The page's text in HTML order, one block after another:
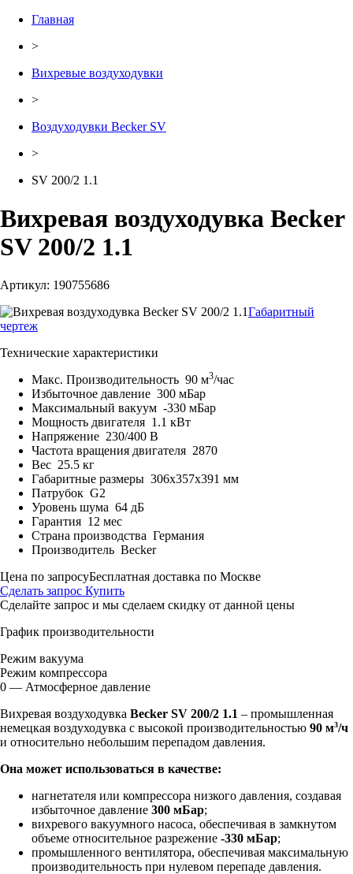
Главная
>
Вихревые воздуходувки
>
Воздуходувки Becker SV
>
SV 200/2 1.1
Вихревая воздуходувка Becker
SV 200/2 1.1
Артикул: 190755686
Габаритный
чертеж
Технические характеристики
Макс. Производительность 90 м3/час
Избыточное давление 300 мБар
Максимальный вакуум -330 мБар
Мощность двигателя 1.1 кВт
Напряжение 230/400 В
Частота вращения двигателя 2870
Вес 25.5 кг
Габаритные размеры 306x357x391 мм
Патрубок G2
Уровень шума 64 дБ
Гарантия 12 мес
Страна производства Германия
Производитель Becker
Цена по запросуБесплатная доставка по Москве
Сделать запрос Купить
Сделайте запрос и мы сделаем скидку от данной цены
График производительности
Режим вакуума
Режим компрессора
0 — Атмосферное давление
Вихревая воздуходувка Becker SV 200/2 1.1 – промышленная
немецкая воздуходувка с высокой производительностью 90 м3/ч
и относительно небольшим перепадом давления.
Она может использоваться в качестве:
нагнетателя или компрессора низкого давления, создавая
избыточное давление 300 мБар;
вихревого вакуумного насоса, обеспечивая в замкнутом
объеме относительное разрежение -330 мБар;
промышленного вентилятора, обеспечивая максимальную
производительность при нулевом перепаде давления.